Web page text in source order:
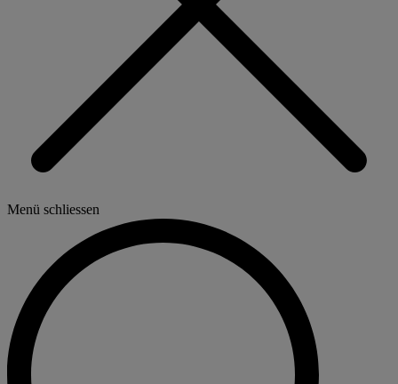
Menü schliessen